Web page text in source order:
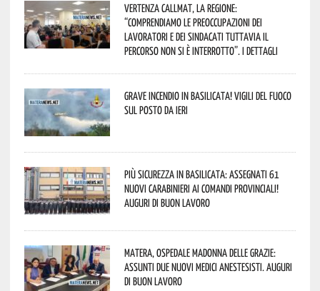
Vertenza CallMat, la Regione:
“comprendiamo le preoccupazioni dei
lavoratori e dei sindacati tuttavia il
percorso non si è interrotto”. I dettagli
Grave incendio in Basilicata! Vigili del fuoco
sul posto da ieri
Più sicurezza in Basilicata: assegnati 61
nuovi Carabinieri ai Comandi provinciali!
Auguri di buon lavoro
Matera, Ospedale Madonna delle Grazie:
assunti due nuovi medici anestesisti. Auguri
di buon lavoro